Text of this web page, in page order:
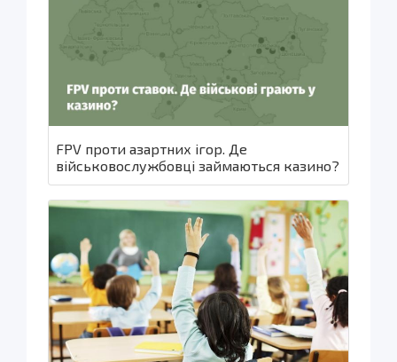
FPV проти азартних ігор. Де
військовослужбовці займаються казино?